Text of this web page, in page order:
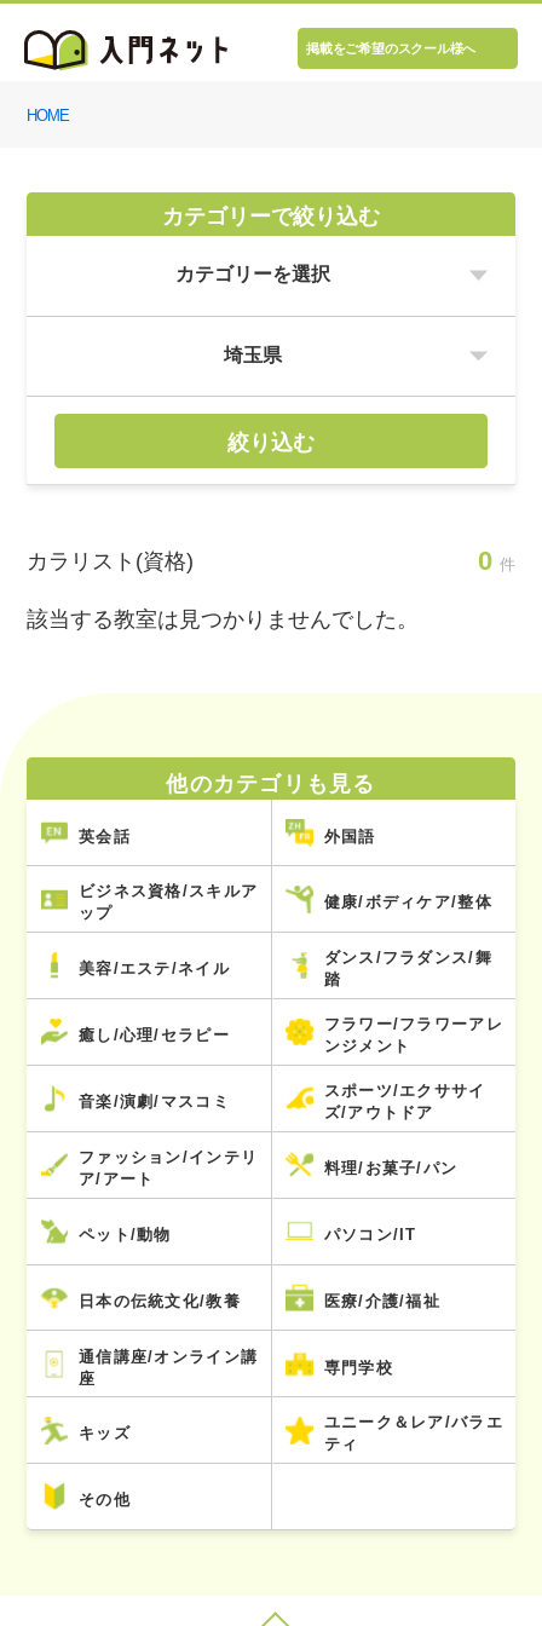
掲載をご希望のスクール様へ
HOME
カテゴリーで絞り込む
絞り込む
カラリスト(資格) 0 件
該当する教室は見つかりませんでした。
他のカテゴリも見る
英会話 外国語
ビジネス資格/スキルア
ップ
健康/ボディケア/整体
美容/エステ/ネイル
ダンス/フラダンス/舞
踏
癒し/心理/セラピー
フラワー/フラワーアレ
ンジメント
音楽/演劇/マスコミ
スポーツ/エクササイ
ズ/アウトドア
ファッション/インテリ
ア/アート
料理/お菓子/パン
ペット/動物 パソコン/IT
日本の伝統文化/教養 医療/介護/福祉
通信講座/オンライン講
座
専門学校
キッズ
ユニーク＆レア/バラエ
ティ
その他